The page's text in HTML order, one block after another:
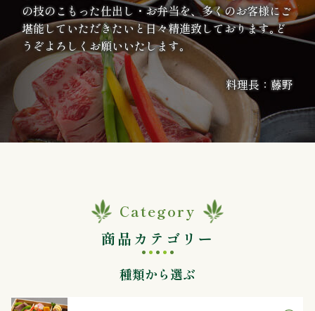
案
内
類
か
の技のこもった仕出し・お弁当を、多くのお客様にご
堪能していただきたいと日々精進致しております｡ど
うぞよろしくお願いいたします｡
料理長：藤野
Category
商品カテゴリー
種類から選ぶ